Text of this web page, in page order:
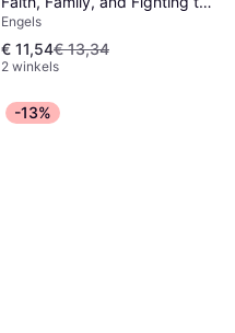
Get Back on the Board (E-
book, 2006)
Engels
€ 11,54€ 13,34
2 winkels
-13%